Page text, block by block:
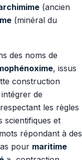
(ancien
(minéral du
des noms de
, issus
construction
de
les règles
scientifiques et
répondant à des
pour maritime